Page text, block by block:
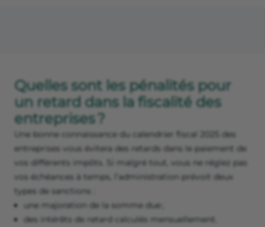
Quelles sont les pénalités pour
un retard dans la fiscalité des
entreprises ?
Une bonne connaissance du calendrier fiscal 2025 des
entreprises vous évitera des retards dans le paiement de
vos différents impôts. Si malgré tout, vous ne réglez pas
vos échéances à temps, l’administration prévoit deux
types de sanctions :
une majoration de la somme due ;
des intérêts de retard calculés mensuellement.